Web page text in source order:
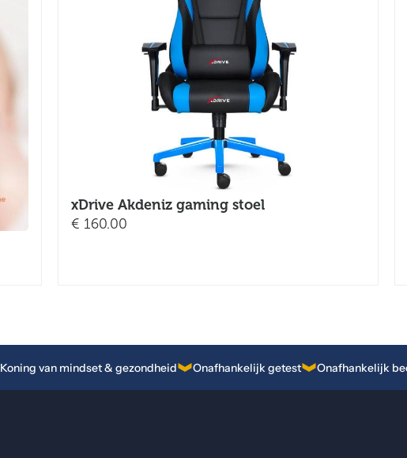
xDrive Akdeniz gaming stoel
€ 160.00
Koning van mindset & gezondheid Onafhankelijk getest Onafhankelijk